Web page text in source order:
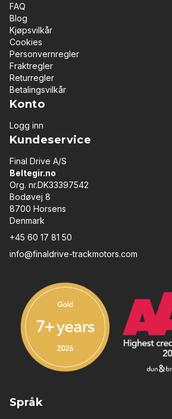
FAQ
Blog
Kjøpsvilkår
Cookies
Personvernregler
Fraktregler
Returregler
Betalingsvilkår
Konto
Logg inn
Kundeservice
Final Drive A/S
Beltegir.no
Org. nr.DK33397542
Bodøvej 8
8700 Horsens
Denmark
+45 60 17 81 50
info@finaldrive-trackmotors.com
Språk